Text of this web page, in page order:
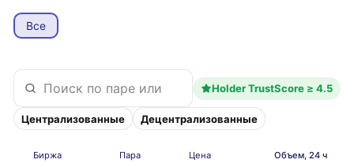
Все
Holder TrustScore ≥ 4.5
Централизованные Децентрализованные
Биржа Пара Цена Объем, 24 ч